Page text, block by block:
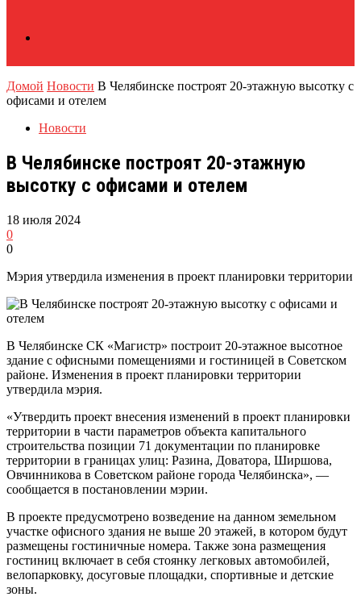
Домой Новости В Челябинске построят 20-этажную высотку с
офисами и отелем
Новости
В Челябинске построят 20-этажную
высотку с офисами и отелем
18 июля 2024
0
0
Мэрия утвердила изменения в проект планировки территории
В Челябинске СК «Магистр» построит 20-этажное высотное
здание с офисными помещениями и гостиницей в Советском
районе. Изменения в проект планировки территории
утвердила мэрия.
«Утвердить проект внесения изменений в проект планировки
территории в части параметров объекта капитального
строительства позиции 71 документации по планировке
территории в границах улиц: Разина, Доватора, Ширшова,
Овчинникова в Советском районе города Челябинска», —
сообщается в постановлении мэрии.
В проекте предусмотрено возведение на данном земельном
участке офисного здания не выше 20 этажей, в котором будут
размещены гостиничные номера. Также зона размещения
гостиниц включает в себя стоянку легковых автомобилей,
велопарковку, досуговые площадки, спортивные и детские
зоны.